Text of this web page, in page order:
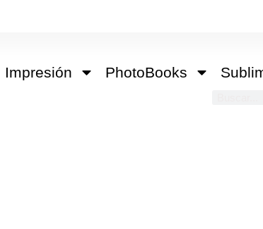
Impresión PhotoBooks